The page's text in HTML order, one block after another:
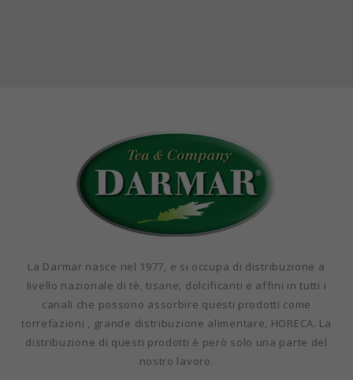
La Darmar nasce nel 1977, e si occupa di distribuzione a
livello nazionale di tè, tisane, dolcificanti e affini in tutti i
canali che possono assorbire questi prodotti come
torrefazioni , grande distribuzione alimentare, HORECA. La
distribuzione di questi prodotti è però solo una parte del
nostro lavoro.